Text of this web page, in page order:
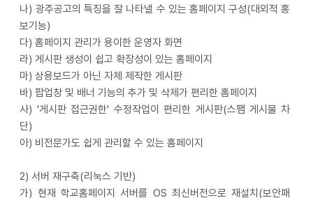
나) 광주공고의 특징을 잘 나타낼 수 있는 홈페이지 구성(대외적 홍
보기능)
다) 홈페이지 관리가 용이한 운영자 화면
라) 게시판 생성이 쉽고 확장성이 있는 홈페이지
마) 상용보드가 아닌 자체 제작한 게시판
바) 팝업창 및 배너 기능의 추가 및 삭제가 편리한 홈페이지
사) '게시판 접근권한' 수정작업이 편리한 게시판(스팸 게시물 차
단)
아) 비전문가도 쉽게 관리할 수 있는 홈페이지
2) 서버 재구축(리눅스 기반)
가) 현재 학교홈페이지 서버를 OS 최신버전으로 재설치(보안패